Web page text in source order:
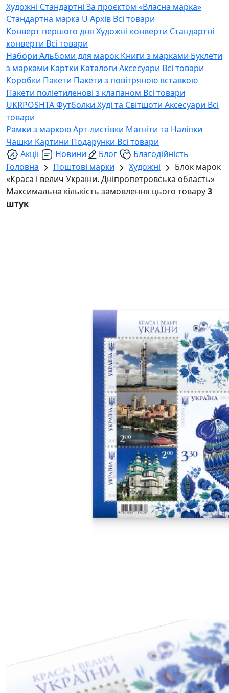
Художні Стандартні За проєктом «Власна марка»
Стандартна марка U Архів Всі товари
Конверт першого дня Художні конверти Стандартні
конверти Всі товари
Набори Альбоми для марок Книги з марками Буклети
з марками Картки Каталоги Аксесуари Всі товари
Коробки Пакети Пакети з повітряною вставкою
Пакети поліетиленові з клапаном Всі товари
UKRPOSHTAФутболки Худі та Світшоти Аксесуари Всі
товари
Рамки з маркоюАрт-листівки Магніти та Наліпки
Чашки Картини Подарунки Всі товари
Акції
Новини Блог
Благодійність
Головна
Поштові марки Художні
Блок марок
«Краса і велич України. Дніпропетровська область»
Максимальна кількість замовлення цього товару3
штук